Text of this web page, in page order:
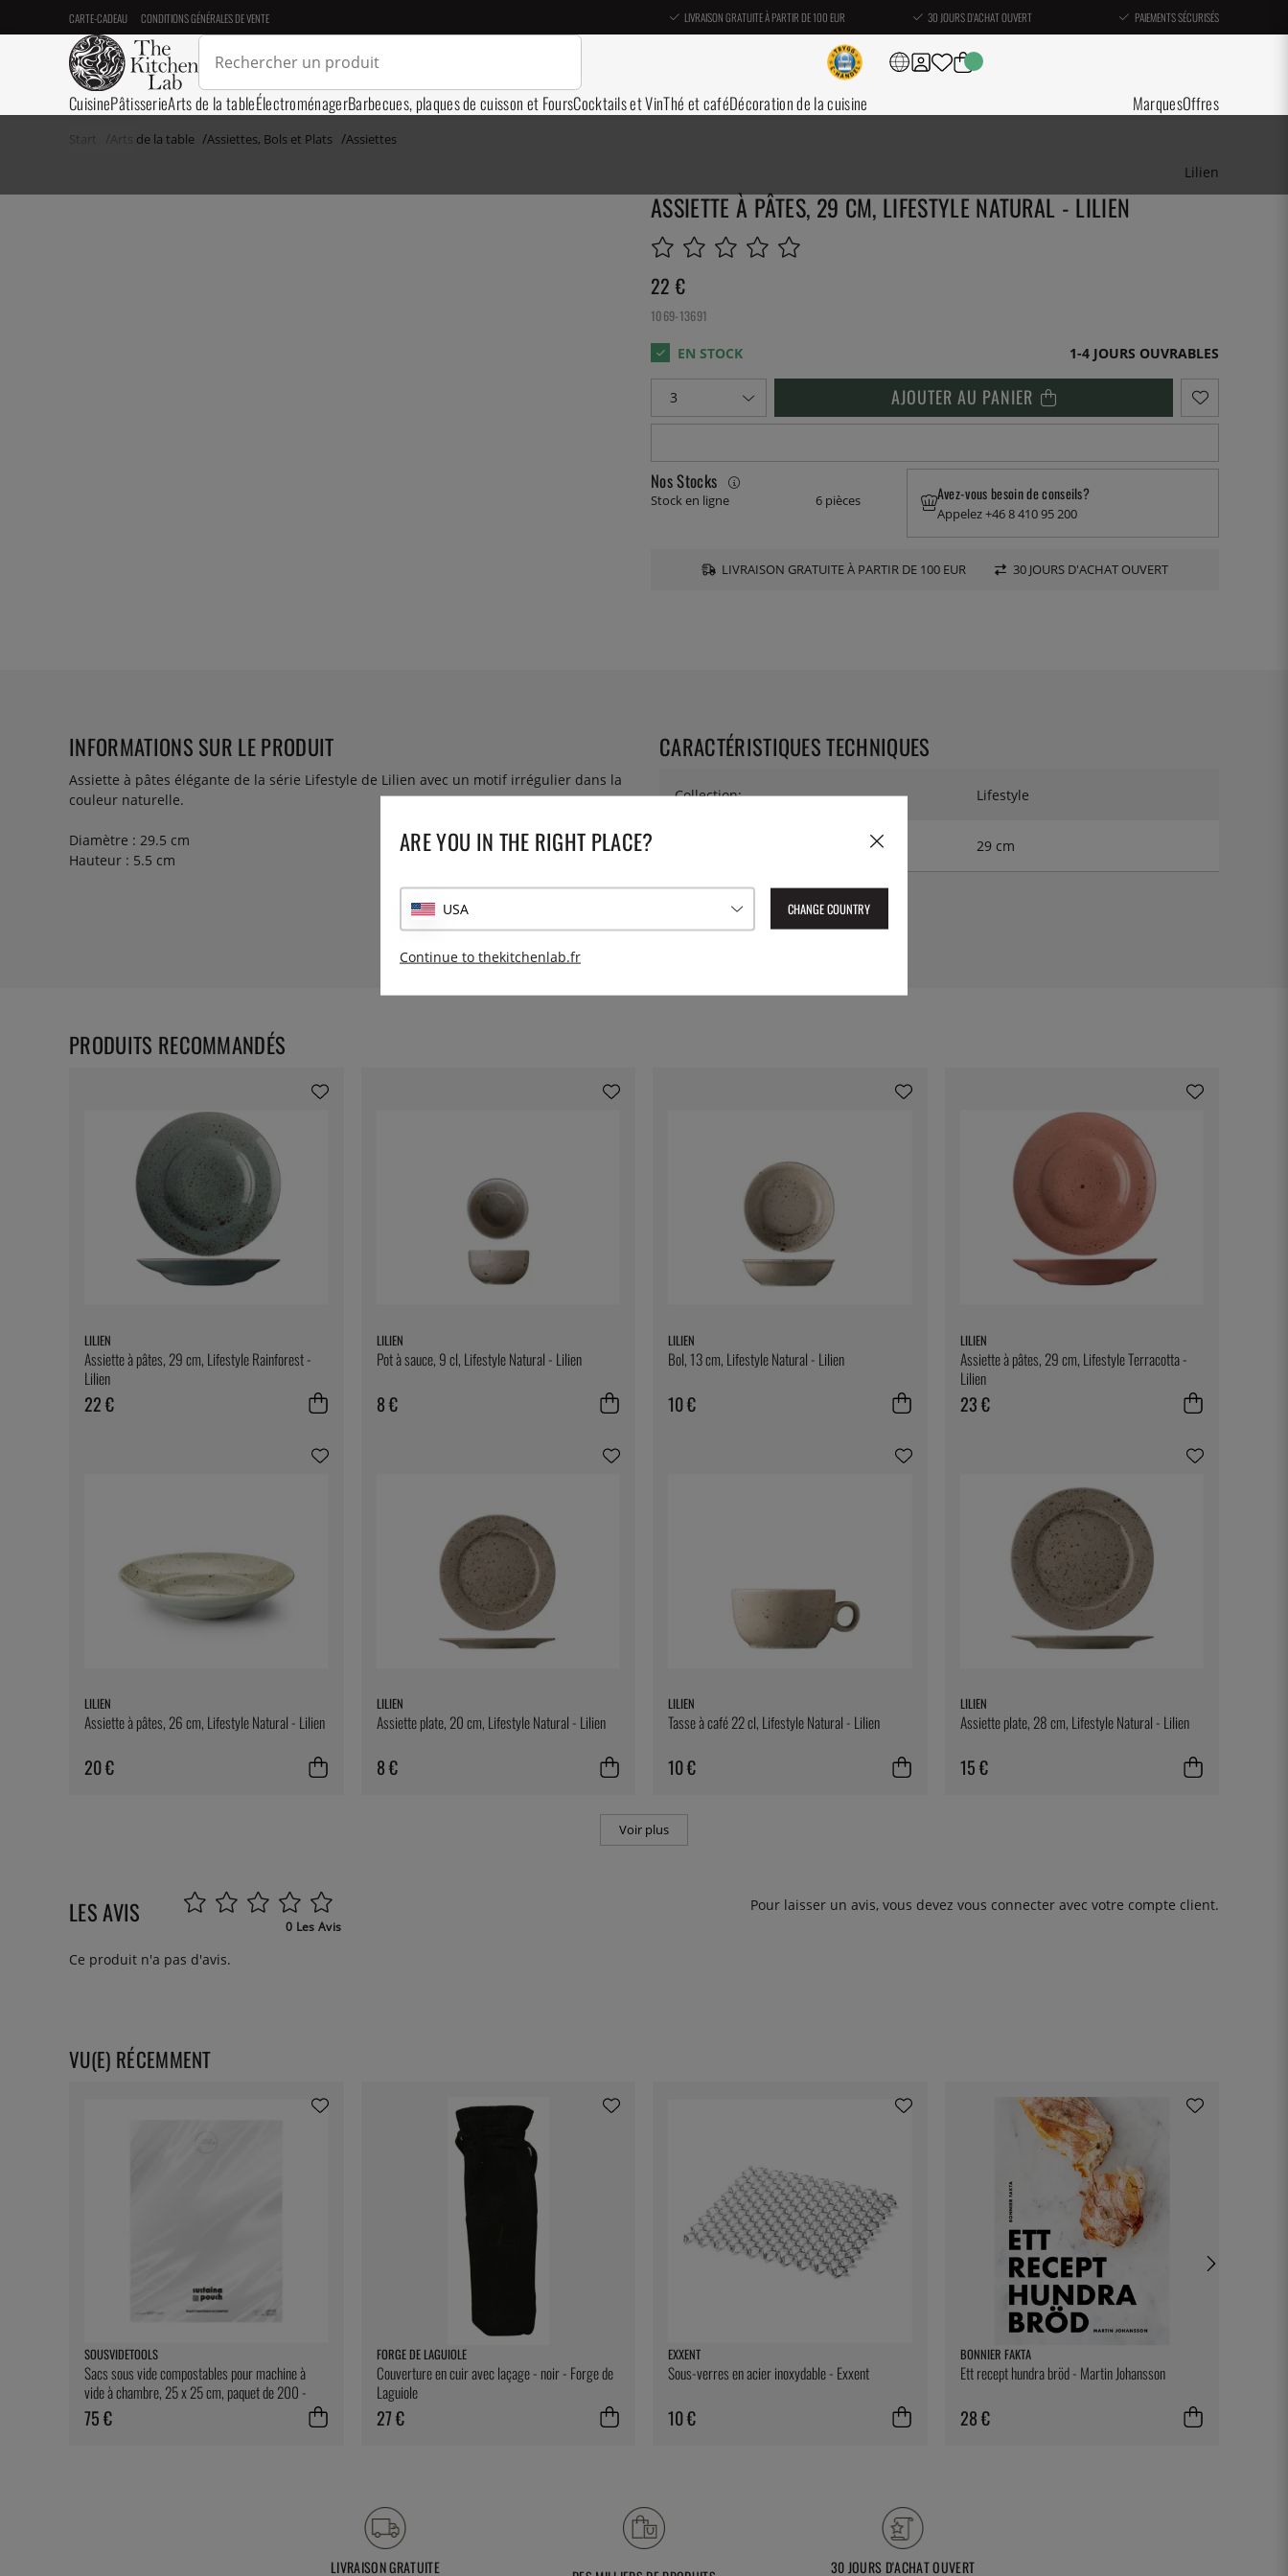
CARTE-CADEAU CONDITIONS GÉNÉRALES DE VENTE LIVRAISON GRATUITE À PARTIR DE 100 EUR 30 JOURS D'ACHAT OUVERT PAIEMENTS SÉCURISÉS
CuisinePâtisserieArts de la tableÉlectroménagerBarbecues, plaques de cuisson et FoursCocktails et VinThé et caféDécoration de la cuisine MarquesOffres
Start Arts de la table Assiettes, Bols et Plats Assiettes
Lilien
ASSIETTE À PÂTES, 29 CM, LIFESTYLE NATURAL - LILIEN
22 €
1069-13691
1-4 JOURS OUVRABLES
AJOUTER AU PANIER
Nos Stocks
Stock en ligne 6 pièces Avez-vous besoin de conseils?
Appelez +46 8 410 95 200
LIVRAISON GRATUITE À PARTIR DE 100 EUR 30 JOURS D'ACHAT OUVERT
INFORMATIONS SUR LE PRODUIT
Assiette à pâtes élégante de la série Lifestyle de Lilien avec un motif irrégulier dans la
couleur naturelle.
Diamètre : 29.5 cm
Hauteur : 5.5 cm
CARACTÉRISTIQUES TECHNIQUES
Collection: Lifestyle
29 cm
8590453694915
LILIEN
Assiette à pâtes, 29 cm, Lifestyle Rainforest -
Lilien
22 €
LILIEN
Pot à sauce, 9 cl, Lifestyle Natural - Lilien
8 €
LILIEN
Bol, 13 cm, Lifestyle Natural - Lilien
10 €
LILIEN
Assiette à pâtes, 29 cm, Lifestyle Terracotta -
Lilien
23 €
LILIEN
Assiette à pâtes, 26 cm, Lifestyle Natural - Lilien
20 €
LILIEN
Assiette plate, 20 cm, Lifestyle Natural - Lilien
8 €
LILIEN
Tasse à café 22 cl, Lifestyle Natural - Lilien
10 €
LILIEN
Assiette plate, 28 cm, Lifestyle Natural - Lilien
15 €
Voir plus
PRODUITS RECOMMANDÉS
LES AVIS 0 Les Avis
Pour laisser un avis, vous devez vous connecter avec votre compte client.
Ce produit n'a pas d'avis.
VU(E) RÉCEMMENT
SOUSVIDETOOLS
Sacs sous vide compostables pour machine à
vide à chambre, 25 x 25 cm, paquet de 200 -
SousVideTools
75 €
FORGE DE LAGUIOLE
Couverture en cuir avec laçage - noir - Forge de
Laguiole
27 €
EXXENT
Sous-verres en acier inoxydable - Exxent
10 €
BONNIER FAKTA
Ett recept hundra bröd - Martin Johansson
28 €
LIVRAISON GRATUITE 30 JOURS D'ACHAT OUVERT
ARE YOU IN THE RIGHT PLACE?
USA CHANGE COUNTRY
Continue to thekitchenlab.fr